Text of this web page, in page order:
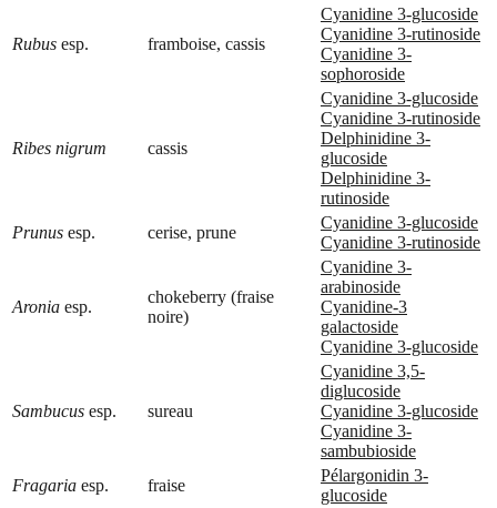
Rubus esp. framboise, cassis
Cyanidine 3-glucoside
Cyanidine 3-rutinoside
Cyanidine 3-
sophoroside
Ribes nigrum cassis
Cyanidine 3-glucoside
Cyanidine 3-rutinoside
Delphinidine 3-
glucoside
Delphinidine 3-
rutinoside
Prunus esp. cerise, prune
Cyanidine 3-glucoside
Cyanidine 3-rutinoside
Aronia esp.
chokeberry (fraise
noire)
Cyanidine 3-
arabinoside
Cyanidine-3
galactoside
Cyanidine 3-glucoside
Sambucus esp. sureau
Cyanidine 3,5-
diglucoside
Cyanidine 3-glucoside
Cyanidine 3-
sambubioside
Fragaria esp. fraise
Pélargonidin 3-
glucoside